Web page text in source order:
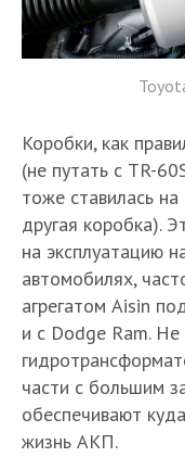
Коробки, как
(не путать с TR-
тоже ставилась
другая коробка).
на эксплуатацию
автомобилях,
агрегатом Aisin
и с Dodge Ram. Не
части с большим
обеспечивают
жизнь АКП.